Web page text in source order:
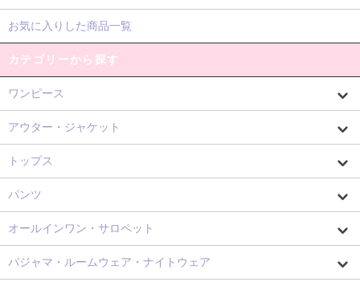
お気に入りした商品一覧
カテゴリーから探す
ワンピース
アウター・ジャケット
トップス
パンツ
オールインワン・サロペット
パジャマ・ルームウェア・ナイトウェア